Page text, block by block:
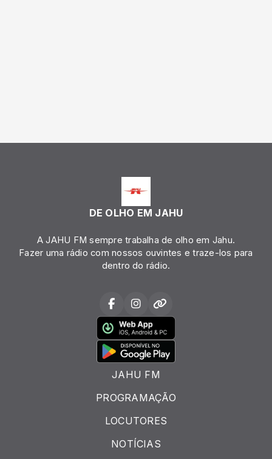
DE OLHO EM JAHU
A JAHU FM sempre trabalha de olho em Jahu.
Fazer uma rádio com nossos ouvintes e traze-los para
dentro do rádio.
JAHU FM
PROGRAMAÇÃO
LOCUTORES
NOTÍCIAS